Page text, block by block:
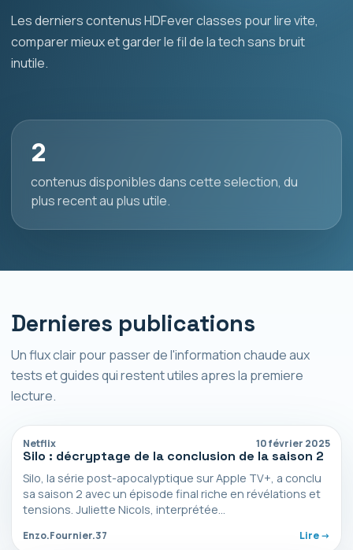
Les derniers contenus HDFever classes pour lire vite,
comparer mieux et garder le fil de la tech sans bruit
inutile.
2
contenus disponibles dans cette selection, du
plus recent au plus utile.
Dernieres publications
Un flux clair pour passer de l'information chaude aux
tests et guides qui restent utiles apres la premiere
lecture.
Netflix 10 février 2025
Silo : décryptage de la conclusion de la saison 2
Silo, la série post-apocalyptique sur Apple TV+, a conclu
sa saison 2 avec un épisode final riche en révélations et
tensions. Juliette Nicols, interprétée…
Enzo.Fournier.37 Lire ->